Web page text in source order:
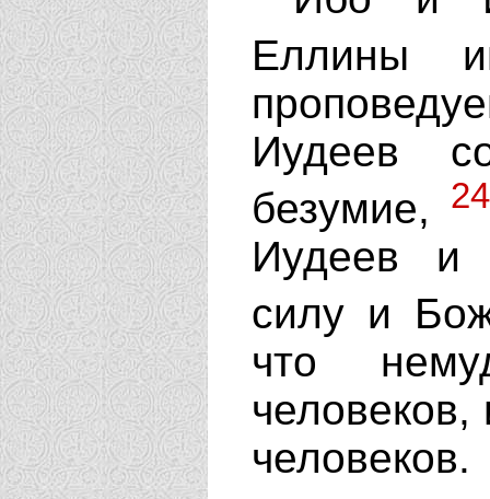
Еллины
Иудеев
безумие,
24
Иудеев и
силу и
что
человеков.